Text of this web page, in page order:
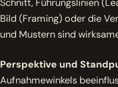
Schnitt, Führungslinien
Bild (Framing) oder die
und Mustern sind
Perspektive und
Aufnahmewinkels